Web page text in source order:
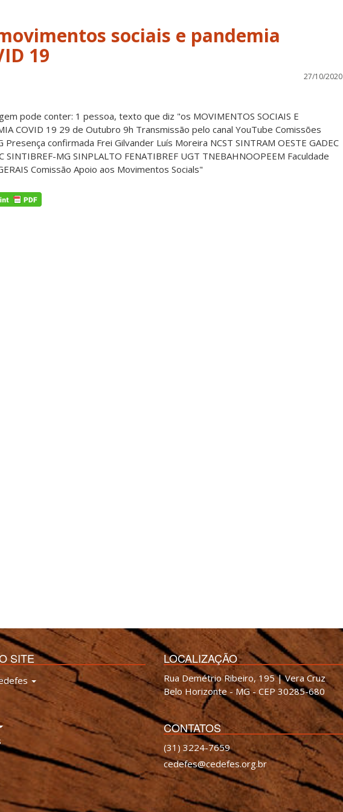
sociais e pandemia
19
27/10/2020
SITE LOCALIZAÇÃO
Rua Demétrio Ribeiro, 195 | Vera Cruz
Belo Horizonte - MG - CEP 30285-680
CONTATOS
(31) 3224-7659
cedefes@cedefes.org.br